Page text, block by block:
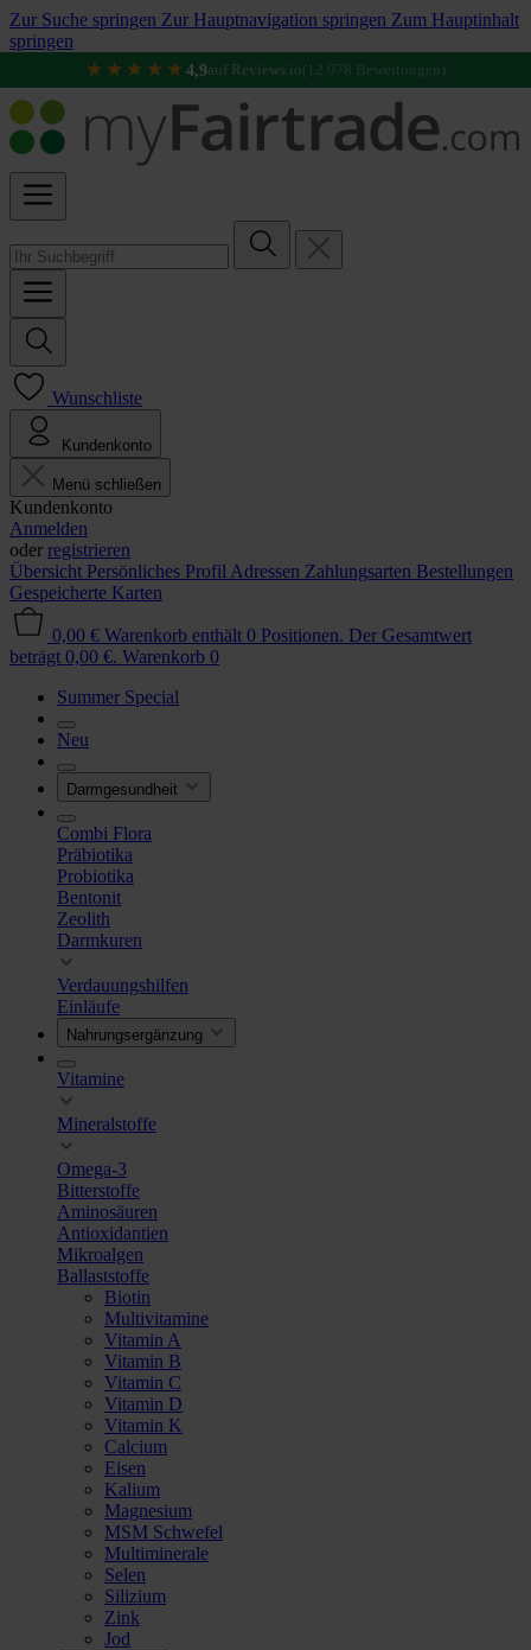
Zur Suche springen Zur Hauptnavigation springen Zum Hauptinhalt
springen
★★★★★4,9auf Reviews.io(12.078 Bewertungen)
Wunschliste
Kundenkonto
Menü schließen
Kundenkonto
Anmelden
oder registrieren
Übersicht Persönliches Profil Adressen Zahlungsarten Bestellungen
Gespeicherte Karten
0,00 € Warenkorb enthält 0 Positionen. Der Gesamtwert
beträgt 0,00 €. Warenkorb 0
Summer Special
Neu
Darmgesundheit
Combi Flora
Präbiotika
Probiotika
Bentonit
Zeolith
Darmkuren
Verdauungshilfen
Einläufe
Nahrungsergänzung
Vitamine
Mineralstoffe
Omega-3
Bitterstoffe
Aminosäuren
Antioxidantien
Mikroalgen
Ballaststoffe
Biotin
Multivitamine
Vitamin A
Vitamin B
Vitamin C
Vitamin D
Vitamin K
Calcium
Eisen
Kalium
Magnesium
MSM Schwefel
Multiminerale
Selen
Silizium
Zink
Jod